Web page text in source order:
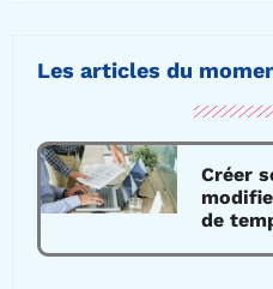
Les articles du
Créer
de